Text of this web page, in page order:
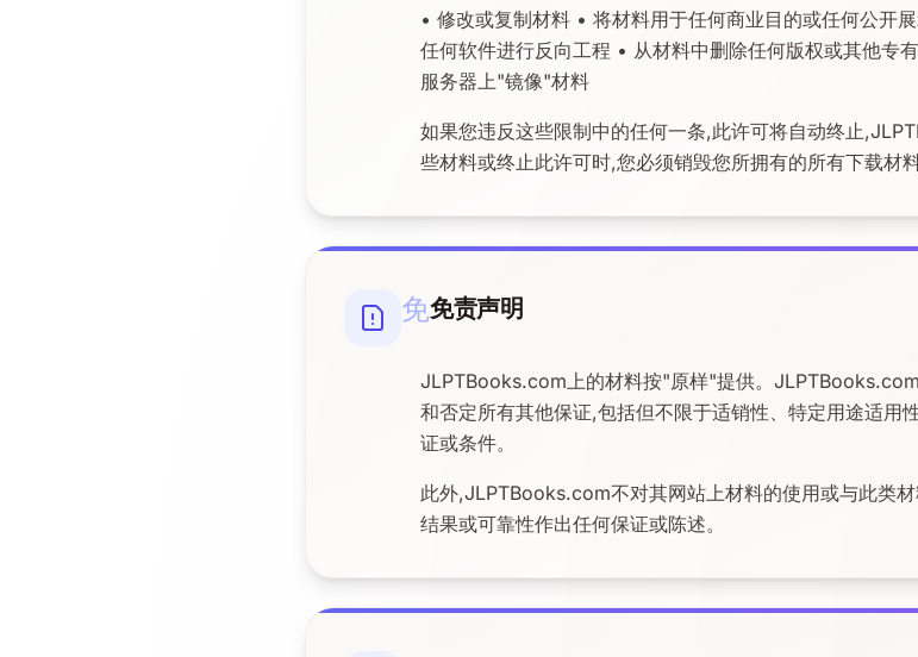
• 修改或复制材料 • 将材料用于任何商业目的或任何公开
任何软件进行反向工程 • 从材料中删除任何版权或其他专
服务器上"镜像"材料
如果您违反这些限制中的任何一条,此许可将自动终止
些材料或终止此许可时,您必须销毁您所拥有的所有下载材
免免责声明
JLPTBooks.com上的材料按"原样"提供。
和否定所有其他保证,包括但不限于适销性、特定用途适用
证或条件。
此外,JLPTBooks.com不对其网站上材料的使用或与此类
结果或可靠性作出任何保证或陈述。